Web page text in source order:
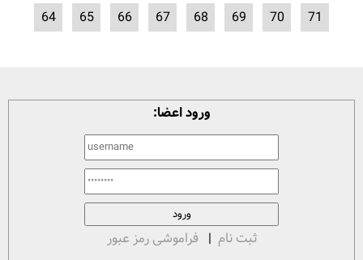
64
65 66 67 68 69 70 71
ورود اعضا:
ثبت نام | فراموشی رمز عبور